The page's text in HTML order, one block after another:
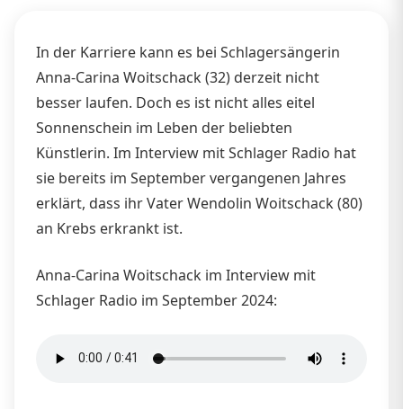
In der Karriere kann es bei Schlagersängerin
Anna-Carina Woitschack (32) derzeit nicht
besser laufen. Doch es ist nicht alles eitel
Sonnenschein im Leben der beliebten
Künstlerin. Im Interview mit Schlager Radio hat
sie bereits im September vergangenen Jahres
erklärt, dass ihr Vater Wendolin Woitschack (80)
an Krebs erkrankt ist.
Anna-Carina Woitschack im Interview mit
Schlager Radio im September 2024: